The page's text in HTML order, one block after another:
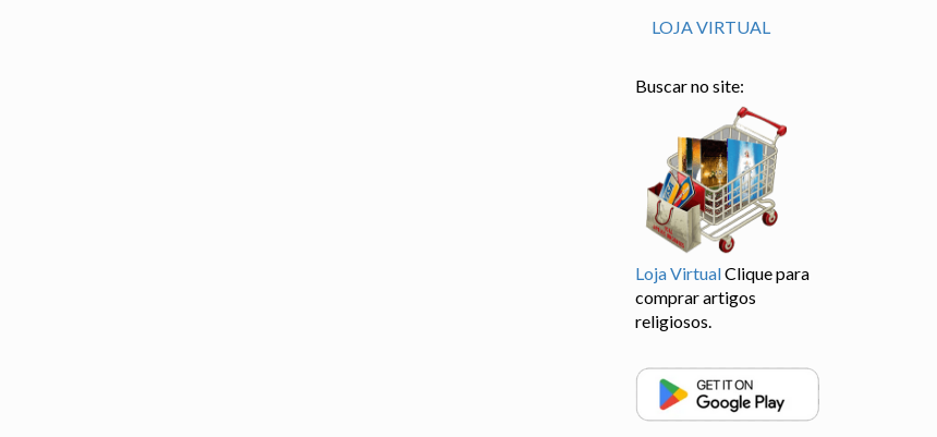
LOJA VIRTUAL
Buscar no site:
Loja VirtualClique para
comprar artigos
religiosos.